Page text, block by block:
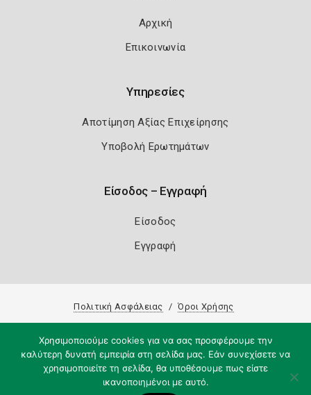
Αρχική
Επικοινωνία
Υπηρεσίες
Αποτίμηση Αξίας Επιχείρησης
Υποβολή Ερωτημάτων
Είσοδος – Εγγραφή
Είσοδος
Εγγραφή
Πολιτική Ασφάλειας Όροι Χρήσης
Χρησιμοποιούμε cookies για να σας προσφέρουμε την
καλύτερη δυνατή εμπειρία στη σελίδα μας. Εάν συνεχίσετε να
χρησιμοποιείτε τη σελίδα, θα υποθέσουμε πως είστε
ικανοποιημένοι με αυτό.